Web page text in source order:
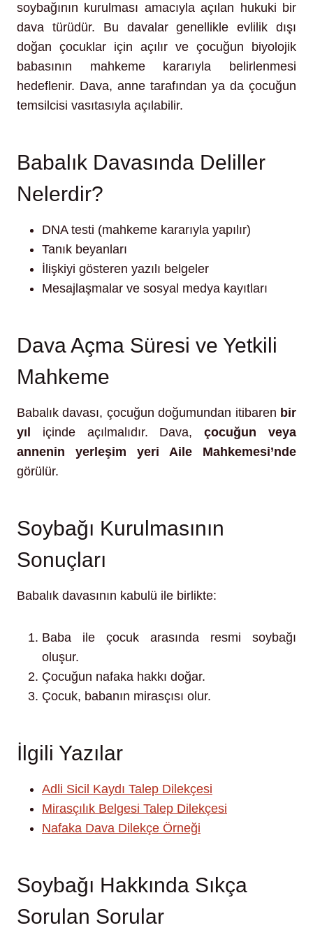
soybağının kurulması amacıyla açılan hukuki bir
dava türüdür. Bu davalar genellikle evlilik dışı
doğan çocuklar için açılır ve çocuğun biyolojik
babasının mahkeme kararıyla belirlenmesi
hedeflenir. Dava, anne tarafından ya da çocuğun
temsilcisi vasıtasıyla açılabilir.
Babalık Davasında Deliller
Nelerdir?
DNA testi (mahkeme kararıyla yapılır)
Tanık beyanları
İlişkiyi gösteren yazılı belgeler
Mesajlaşmalar ve sosyal medya kayıtları
Dava Açma Süresi ve Yetkili
Mahkeme
Babalık davası, çocuğun doğumundan itibaren bir
yıl
içinde açılmalıdır. Dava,çocuğun veya
annenin yerleşim yeri Aile Mahkemesi’nde
görülür.
Soybağı Kurulmasının
Sonuçları
Babalık davasının kabulü ile birlikte:
Baba ile çocuk arasında resmi soybağı
oluşur.
Çocuğun nafaka hakkı doğar.
Çocuk, babanın mirasçısı olur.
İlgili Yazılar
Adli Sicil Kaydı Talep Dilekçesi
Mirasçılık Belgesi Talep Dilekçesi
Nafaka Dava Dilekçe Örneği
Soybağı Hakkında Sıkça
Sorulan Sorular